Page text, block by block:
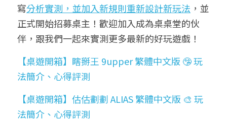
寫分析實測，並加入新規則重新設計新玩法 ，並
正式開始招募桌主！歡迎加入成為桌桌堂的伙
伴，跟我們一起來實測更多最新的好玩遊戲！
【桌遊開箱】瞎掰王 9upper 繁體中文版 🤥 玩
法簡介、心得評測
【桌遊開箱】估估劃劃 ALIAS 繁體中文版 🎨 玩
法簡介、心得評測